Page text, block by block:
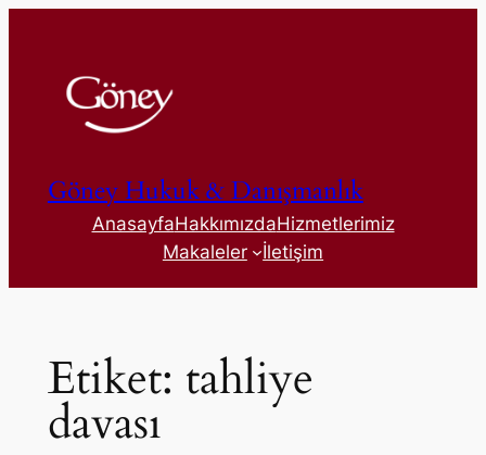
Göney Hukuk & Danışmanlık
AnasayfaHakkımızdaHizmetlerimiz
Makaleler
İletişim
Etiket: tahliye
davası